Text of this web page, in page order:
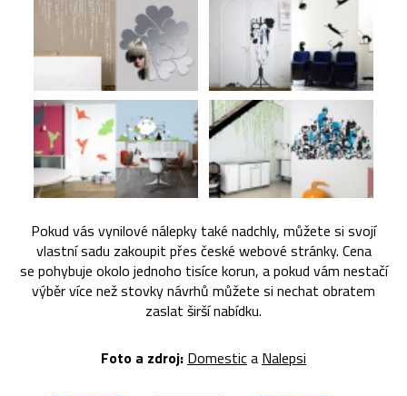
Pokud vás vynilové nálepky také nadchly, můžete si svojí
vlastní sadu zakoupit přes české webové stránky. Cena
se pohybuje okolo jednoho tisíce korun, a pokud vám nestačí
výběr více než stovky návrhů můžete si nechat obratem
zaslat širší nabídku.
Foto a zdroj: Domestica Nalepsi